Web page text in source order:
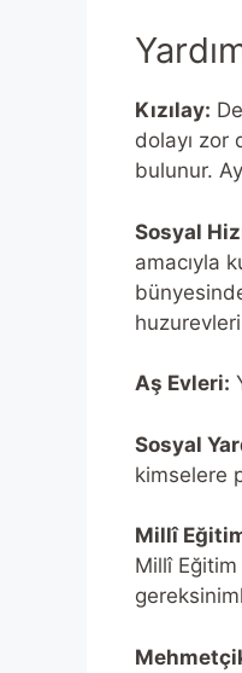
Kızılay:
dolayı zor
bulunur.
Sosyal
amacıyla
Aş Evleri:
Sosyal
kimselere
Millî
Millî Eğitim